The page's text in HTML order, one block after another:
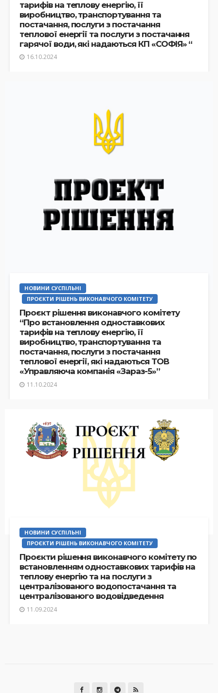
тарифів на теплову енергію, її
виробництво, транспортування та
постачання, послуги з постачання
теплової енергії та послуги з постачання
гарячої води, які надаються КП «СОФІЯ» “
16.10.2024
НОВИНИ СУСПІЛЬНІ
ПРОЄКТИ РІШЕНЬ ВИКОНАВЧОГО КОМІТЕТУ
Проєкт рішення виконавчого комітету
“Про встановлення одноставкових
тарифів на теплову енергію, її
виробництво, транспортування та
постачання, послуги з постачання
теплової енергії, які надаються ТОВ
«Управляюча компанія «Зараз-5»”
11.10.2024
НОВИНИ СУСПІЛЬНІ
ПРОЄКТИ РІШЕНЬ ВИКОНАВЧОГО КОМІТЕТУ
Проєкти рішення виконавчого комітету по
встановленням одноставкових тарифів на
теплову енергію та на послуги з
централізованого водопостачання та
централізованого водовідведення
11.09.2024